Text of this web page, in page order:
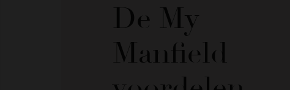
De My
Manfield